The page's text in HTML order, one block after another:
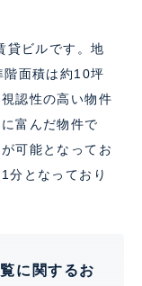
ビルです。地
面積は約10坪
認性の高い物件
富んだ物件で
可能となってお
分となっており
に関するお